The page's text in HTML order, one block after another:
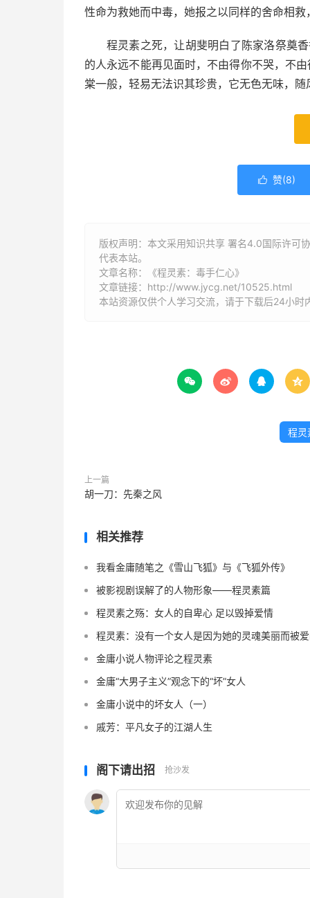
性命为救她而中毒，她报之以同样的舍命相
程灵素之死，让胡斐明白了陈家洛祭奠
的人永远不能再见面时，不由得你不哭，不
棠一般，轻易无法识其珍贵，它无色无味，
 赞(8)
版权声明：本文采用知识共享 署名4.0国际许可
代表本站。
文章名称：《程灵素：毒手仁心》
文章链接： http://www.jycg.net/10525.html
本站资源仅供个人学习交流，请于下载后24小时
   
程灵
上一篇
胡一刀：先秦之风
相关推荐
我看金庸随笔之《雪山飞狐》与《飞狐外传》
被影视剧误解了的人物形象——程灵素篇
程灵素之殇：女人的自卑心 足以毁掉爱情
程灵素：没有一个女人是因为她的灵魂美丽而被
金庸小说人物评论之程灵素
金庸“大男子主义”观念下的“坏”女人
金庸小说中的坏女人（一）
戚芳：平凡女子的江湖人生
阁下请出招 抢沙发